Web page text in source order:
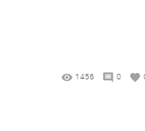
1456 0